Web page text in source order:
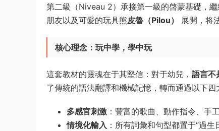
第二級（Niveau 2）承接第一級的啓蒙基礎，
朋友以及可愛的玩具熊皮魯（Pilou）​ 展開，将
核心理念：玩中學，學中玩
這套教材的靈魂在于其堅信：對于幼兒，​ 語言不
了傳統的語法翻譯和機械記憶，轉而通過以下四
多感官刺激 ：豐富的歌曲、動作指令、手
情境化輸入 ：所有詞彙和句型都置于“過生